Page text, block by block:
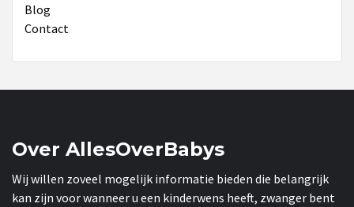
Blog
Contact
Over AllesOverBabys
Wij willen zoveel mogelijk informatie bieden die belangrijk
kan zijn voor wanneer u een kinderwens heeft, zwanger bent